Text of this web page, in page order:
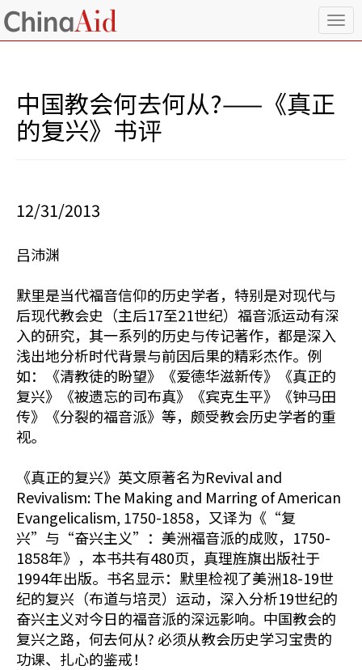
T
o
中国教会何去何从?——《真正
的复兴》书评
12/31/2013
吕沛渊
默里是当代福音信仰的历史学者，特别是对现代与
后现代教会史（主后17至21世纪）福音派运动有深
入的研究，其一系列的历史与传记著作，都是深入
浅出地分析时代背景与前因后果的精彩杰作。例
如：《清教徒的盼望》《爱德华滋新传》《真正的
复兴》《被遗忘的司布真》《宾克生平》《钟马田
传》《分裂的福音派》等，颇受教会历史学者的重
视。
《真正的复兴》英文原著名为Revival and
Revivalism: The Making and Marring of American
Evangelicalism, 1750-1858，又译为《“复
兴”与“奋兴主义”：美洲福音派的成败，1750-
1858年》，本书共有480页，真理旌旗出版社于
1994年出版。书名显示：默里检视了美洲18-19世
纪的复兴（布道与培灵）运动，深入分析19世纪的
奋兴主义对今日的福音派的深远影响。中国教会的
复兴之路，何去何从? 必须从教会历史学习宝贵的
功课、扎心的鉴戒！